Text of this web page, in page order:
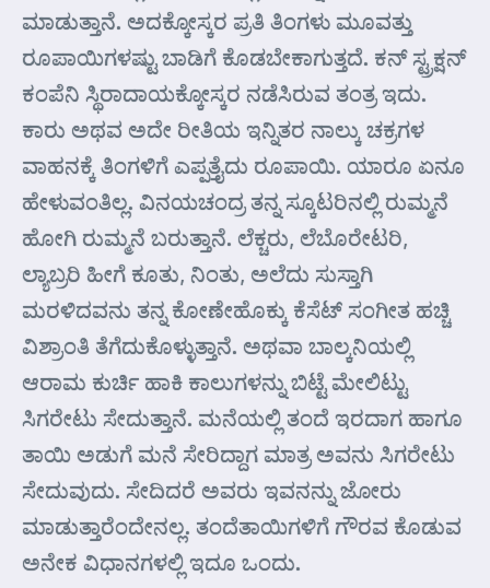
ಮಾಡುತ್ತಾನೆ. ಅದಕ್ಕೋಸ್ಕರ ಪ್ರತಿ ತಿಂಗಳು ಮೂವತ್ತು
ರೂಪಾಯಿಗಳಷ್ಟು ಬಾಡಿಗೆ ಕೊಡಬೇಕಾಗುತ್ತದೆ. ಕನ್ ಸ್ಟ್ರಕ್ಷನ್
ಕಂಪೆನಿ ಸ್ಥಿರಾದಾಯಕ್ಕೋಸ್ಕರ ನಡೆಸಿರುವ ತಂತ್ರ ಇದು.
ಕಾರು ಅಥವ ಅದೇ ರೀತಿಯ ಇನ್ನಿತರ ನಾಲ್ಕು ಚಕ್ರಗಳ
ವಾಹನಕ್ಕೆ ತಿಂಗಳಿಗೆ ಎಪ್ಪತ್ತೈದು ರೂಪಾಯಿ. ಯಾರೂ ಏನೂ
ಹೇಳುವಂತಿಲ್ಲ. ವಿನಯಚಂದ್ರ ತನ್ನ ಸ್ಕೂಟರಿನಲ್ಲಿ ರುಮ್ಮನೆ
ಹೋಗಿ ರುಮ್ಮನೆ ಬರುತ್ತಾನೆ. ಲೆಕ್ಚರು, ಲೆಬೊರೇಟರಿ,
ಲ್ಯಾಬ್ರರಿ ಹೀಗೆ ಕೂತು, ನಿಂತು, ಅಲೆದು ಸುಸ್ತಾಗಿ
ಮರಳಿದವನು ತನ್ನ ಕೋಣೇಹೊಕ್ಕು ಕೆಸೆಟ್ ಸಂಗೀತ ಹಚ್ಚಿ
ವಿಶ್ರಾಂತಿ ತೆಗೆದುಕೊಳ್ಳುತ್ತಾನೆ. ಅಥವಾ ಬಾಲ್ಕನಿಯಲ್ಲಿ
ಆರಾಮ ಕುರ್ಚಿ ಹಾಕಿ ಕಾಲುಗಳನ್ನು ಬಿಟ್ಟೆ ಮೇಲಿಟ್ಟು
ಸಿಗರೇಟು ಸೇದುತ್ತಾನೆ. ಮನೆಯಲ್ಲಿ ತಂದೆ ಇರದಾಗ ಹಾಗೂ
ತಾಯಿ ಅಡುಗೆ ಮನೆ ಸೇರಿದ್ದಾಗ ಮಾತ್ರ ಅವನು ಸಿಗರೇಟು
ಸೇದುವುದು. ಸೇದಿದರೆ ಅವರು ಇವನನ್ನು ಜೋರು
ಮಾಡುತ್ತಾರೆಂದೇನಲ್ಲ. ತಂದೆತಾಯಿಗಳಿಗೆ ಗೌರವ ಕೊಡುವ
ಅನೇಕ ವಿಧಾನಗಳಲ್ಲಿ ಇದೂ ಒಂದು.